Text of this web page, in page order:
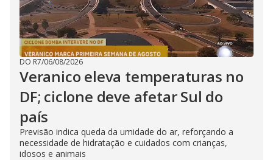
DO R7/06/08/2026
Veranico eleva temperaturas no
DF; ciclone deve afetar Sul do
país
Previsão indica queda da umidade do ar, reforçando a
necessidade de hidratação e cuidados com crianças,
idosos e animais